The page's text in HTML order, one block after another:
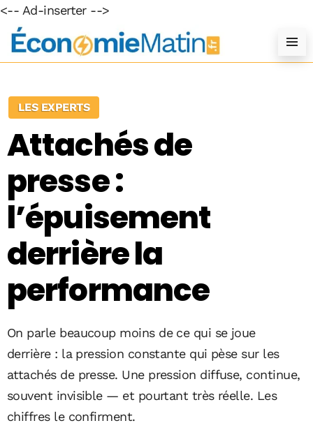
<-- Ad-inserter -->
LES EXPERTS
Attachés de
presse :
l’épuisement
derrière la
performance
On parle beaucoup moins de ce qui se joue
derrière : la pression constante qui pèse sur les
attachés de presse. Une pression diffuse, continue,
souvent invisible — et pourtant très réelle. Les
chiffres le confirment.